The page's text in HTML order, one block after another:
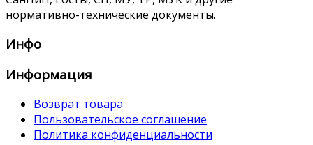
нормативно-технические документы.
Инфо
Информация
Возврат товара
Пользовательское соглашение
Политика конфиденциальности